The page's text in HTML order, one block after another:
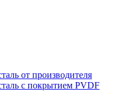
от производителя
с покрытием PVDF